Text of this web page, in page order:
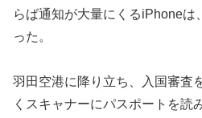
らば通知が大量にくるiPhoneは
った。
羽田空港に降り立ち、入国審査
くスキャナーにパスポートを読